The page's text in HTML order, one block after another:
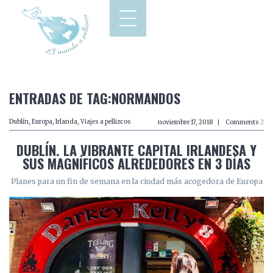
ENTRADAS DE TAG:NORMANDOS
Dublín, Europa, Irlanda, Viajes a pellizcos noviembre 17, 2018 Comments 2
DUBLÍN. LA VIBRANTE CAPITAL IRLANDESA Y
SUS MAGNÍFICOS ALREDEDORES EN 3 DÍAS
Planes para un fin de semana en la ciudad más acogedora de Europa